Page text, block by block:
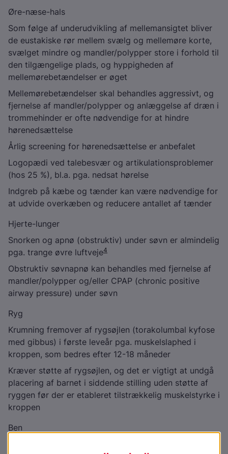
Øre-næse-hals
Som følge af underudvikling af mellemansigtet bliver
de eustakiske rør mellem svælg og mellemøre korte,
svælget mindre og mandler/polypper store i forhold til
den tilgængelige plads, og hyppigheden af
mellemørebetændelser er øget
Mellemørebetændelser skal behandles aggressivt, og
fjernelse af mandler/polypper og anlæggelse af dræn i
trommehinder er ofte nødvendige for at hindre
hørenedsættelse
Årlig screening for hørenedsættelse er anbefalet
Logopædi ved talebesvær og artikulationsproblemer
(hos 25 %), bl.a. pga. nedsat hørelse
Indgreb på kæbe og tænder kan være nødvendige for
at udvide overkæben og reducere antallet af tænder
Hjerte-lunger
Snorken og apnø (obstruktiv) under søvn er almindelig
pga. trange øvre luftveje4
Obstruktiv søvnapnø kan behandles med fjernelse af
mandler/polypper og/eller CPAP (chronic positive
airway pressure) under søvn
Ryg
Krumning fremover af rygsøjlen (torakolumbal kyfose
med gibbus) i første leveår pga. muskelslaphed i
kroppen, som bedres efter 12-18 måneder
Kræver støtte af rygsøjlen, og det er vigtigt at undgå
placering af barnet i siddende stilling uden støtte af
ryggen før der er etableret tilstrækkelig muskelstyrke i
kroppen
Ben